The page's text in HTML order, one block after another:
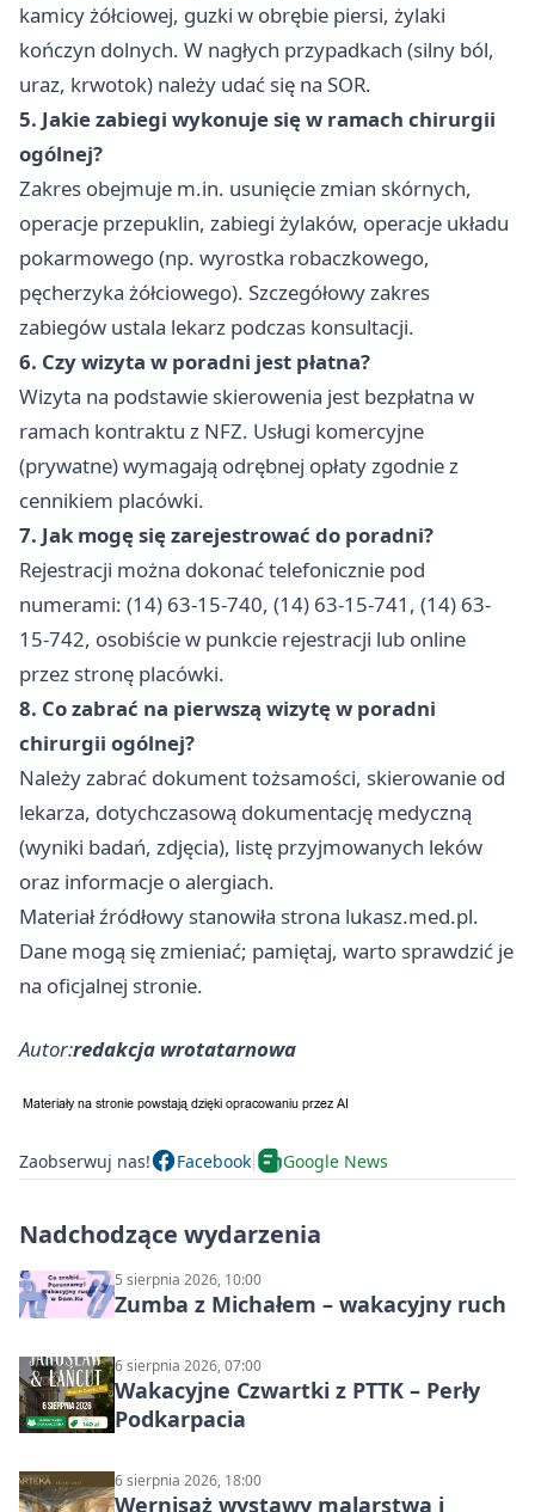
kamicy żółciowej, guzki w obrębie piersi, żylaki
kończyn dolnych. W nagłych przypadkach (silny ból,
uraz, krwotok) należy udać się na SOR.
5. Jakie zabiegi wykonuje się w ramach chirurgii
ogólnej?
Zakres obejmuje m.in. usunięcie zmian skórnych,
operacje przepuklin, zabiegi żylaków, operacje układu
pokarmowego (np. wyrostka robaczkowego,
pęcherzyka żółciowego). Szczegółowy zakres
zabiegów ustala lekarz podczas konsultacji.
6. Czy wizyta w poradni jest płatna?
Wizyta na podstawie skierowenia jest bezpłatna w
ramach kontraktu z NFZ. Usługi komercyjne
(prywatne) wymagają odrębnej opłaty zgodnie z
cennikiem placówki.
7. Jak mogę się zarejestrować do poradni?
Rejestracji można dokonać telefonicznie pod
numerami: (14) 63-15-740, (14) 63-15-741, (14) 63-
15-742, osobiście w punkcie rejestracji lub online
przez stronę placówki.
8. Co zabrać na pierwszą wizytę w poradni
chirurgii ogólnej?
Należy zabrać dokument tożsamości, skierowanie od
lekarza, dotychczasową dokumentację medyczną
(wyniki badań, zdjęcia), listę przyjmowanych leków
oraz informacje o alergiach.
Materiał źródłowy stanowiła strona lukasz.med.pl.
Dane mogą się zmieniać; pamiętaj, warto sprawdzić je
na oficjalnej stronie.
Autor:redakcja wrotatarnowa
Zaobserwuj nas! Facebook Google News
Nadchodzące wydarzenia
5 sierpnia 2026, 10:00
Zumba z Michałem – wakacyjny ruch
6 sierpnia 2026, 07:00
Wakacyjne Czwartki z PTTK – Perły
Podkarpacia
6 sierpnia 2026, 18:00
Wernisaż wystawy malarstwa i